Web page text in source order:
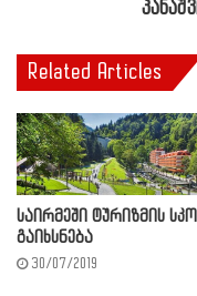
Related Articles
საირმეში ტურიზმის
გაიხსნება
30/07/2019